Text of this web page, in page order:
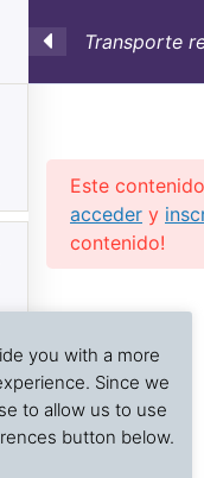
en contenedores
condición del
de carga.
Transporte
Este
acceder y
contenido!
you with a more
Since we
to allow us to use
button below.